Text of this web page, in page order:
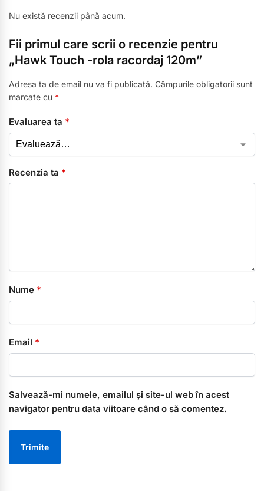
Nu există recenzii până acum.
Fii primul care scrii o recenzie pentru
„Hawk Touch -rola racordaj 120m”
Adresa ta de email nu va fi publicată. Câmpurile obligatorii sunt
marcate cu *
Evaluarea ta *
Recenzia ta *
Nume *
Email *
Salvează-mi numele, emailul și site-ul web în acest
navigator pentru data viitoare când o să comentez.